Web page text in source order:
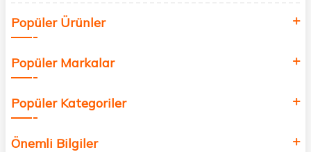
değer katmak için bize katılın!
Popüler Ürünler
Popüler Markalar
Popüler Kategoriler
Önemli Bilgiler